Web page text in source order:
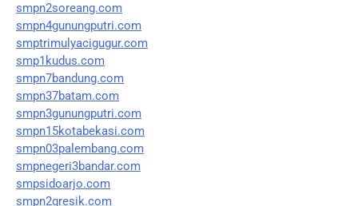
smpn2soreang.com
smpn4gunungputri.com
smptrimulyacigugur.com
smp1kudus.com
smpn7bandung.com
smpn37batam.com
smpn3gunungputri.com
smpn15kotabekasi.com
smpn03palembang.com
smpnegeri3bandar.com
smpsidoarjo.com
smpn2gresik.com